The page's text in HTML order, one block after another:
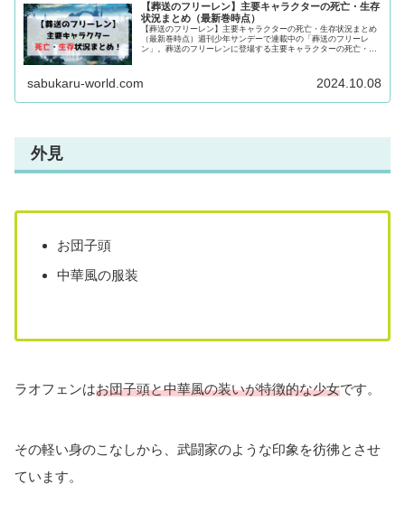
【葬送のフリーレン】主要キャラクターの死亡・生存
状況まとめ（最新巻時点）
【葬送のフリーレン】主要キャラクターの死亡・生存状況まとめ
（最新巻時点）週刊少年サンデーで連載中の「葬送のフリーレ
ン」。葬送のフリーレンに登場する主要キャラクターの死亡・生
sabukaru-world.com 2024.10.08
外見
お団子頭
中華風の服装
ラオフェンはお団子頭と中華風の装いが特徴的な少女です。
その軽い身のこなしから、武闘家のような印象を彷彿とさせ
ています。